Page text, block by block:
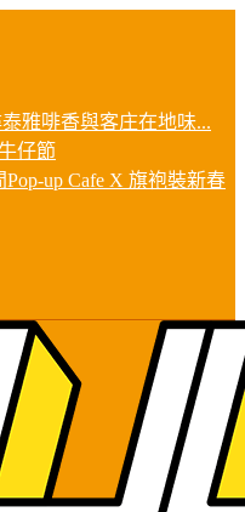
雅啡香與客庄在地味...
仔節
up Cafe X 旗袍裝新春